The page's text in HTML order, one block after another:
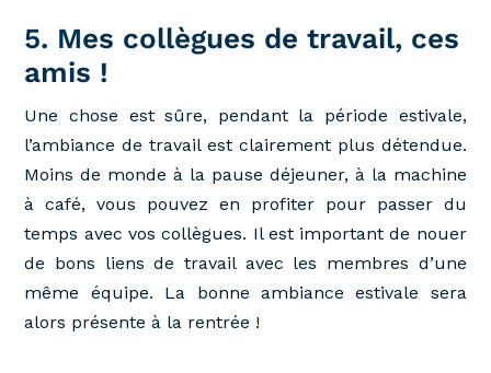
5. Mes collègues de travail, ces
amis !
Une chose est sûre, pendant la période estivale,
l’ambiance de travail est clairement plus détendue.
Moins de monde à la pause déjeuner, à la machine
à café, vous pouvez en profiter pour passer du
temps avec vos collègues. Il est important de nouer
de bons liens de travail avec les membres d’une
même équipe. La bonne ambiance estivale sera
alors présente à la rentrée !